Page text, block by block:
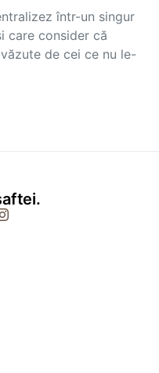
într-un singur
care consider că
de cei ce nu le-